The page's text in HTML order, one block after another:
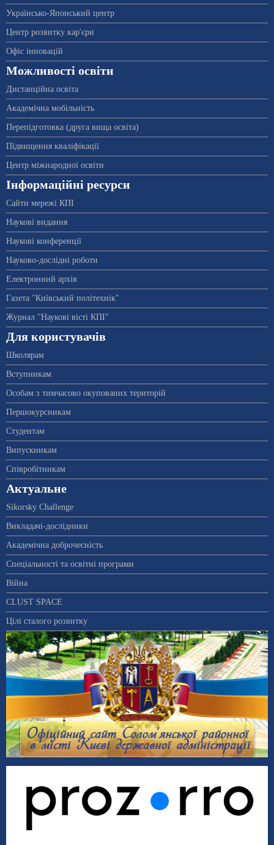
Українсько-Японський центр
Центр розвитку кар'єри
Офіс інновацій
Можливості освіти
Дистанційна освіта
Академічна мобільність
Перепідготовка (друга вища освіта)
Підвищення кваліфікації
Центр міжнародної освіти
Інформаційні ресурси
Сайти мережі КПІ
Наукові видання
Наукові конференції
Науково-дослідні роботи
Електронний архів
Газета "Київський політехнік"
Журнал "Наукові вісті КПІ"
Для користувачів
Школярам
Вступникам
Особам з тимчасово окупованих територій
Першокурсникам
Студентам
Випускникам
Співробітникам
Актуальне
Sikorsky Challenge
Викладачі-дослідники
Академічна доброчесність
Спеціальності та освітні програми
Війна
CLUST SPACE
Цілі сталого розвитку